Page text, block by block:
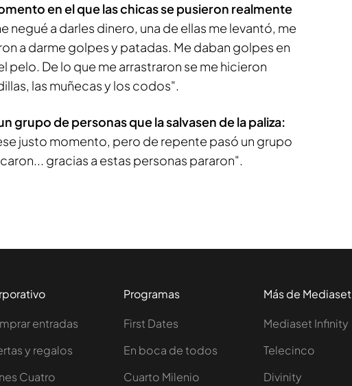
en el que las chicas se pusieron realmente
negué a darles dinero, una de ellas me levantó, me
a darme golpes y patadas. Me daban golpes en
pelo. De lo que me arrastraron se me hicieron
las muñecas y los codos".
grupo de personas que la salvasen de la paliza:
justo momento, pero de repente pasó un grupo
gracias a estas personas pararon".
entradas
y regalos
Cuatro
Programas
First Dates
En boca de todos
Cuarto Milenio
Más de Mediaset
Mediaset Infinity
Telecinco
Divinity